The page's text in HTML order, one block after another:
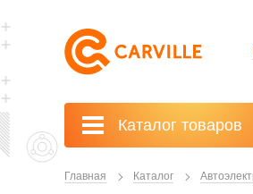
Каталог товаров
Главная Каталог